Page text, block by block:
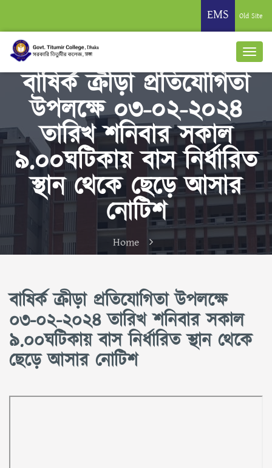
EMS Old Site
বাষির্ক ক্রীড়া প্রতিযোগিতা
উপলক্ষে ০৩-০২-২০২৪
তারিখ শনিবার সকাল
৯.০০ঘটিকায় বাস নির্ধারিত
স্থান থেকে ছেড়ে আসার
নোটিশ
Home
বাষির্ক ক্রীড়া প্রতিযোগিতা উপলক্ষে
০৩-০২-২০২৪ তারিখ শনিবার সকাল
৯.০০ঘটিকায় বাস নির্ধারিত স্থান থেকে
ছেড়ে আসার নোটিশ